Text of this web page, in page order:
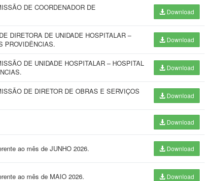
DE COORDENADOR DE
Download
DIRETORA DE UNIDADE HOSPITALAR –
PROVIDÊNCIAS.
Download
DE UNIDADE HOSPITALAR – HOSPITAL
Download
DE DIRETOR DE OBRAS E SERVIÇOS
Download
Download
ao mês de JUNHO 2026. Download
ao mês de MAIO 2026. Download